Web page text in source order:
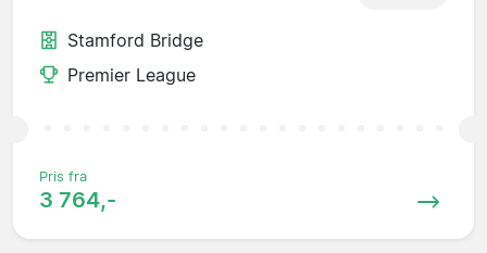
Stamford Bridge
Premier League
Pris fra
3 764,-